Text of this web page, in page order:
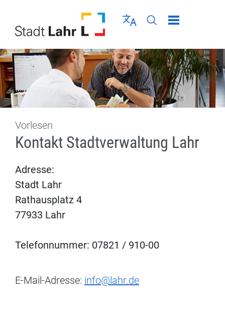
Sprache wählen
Seiten-Suche
Menü schließen
Vorlesen
Kontakt Stadtverwaltung Lahr
Adresse:
Stadt Lahr
Rathausplatz 4
77933 Lahr
Telefonnummer: 07821 / 910-00
E-Mail-Adresse: info@lahr.de